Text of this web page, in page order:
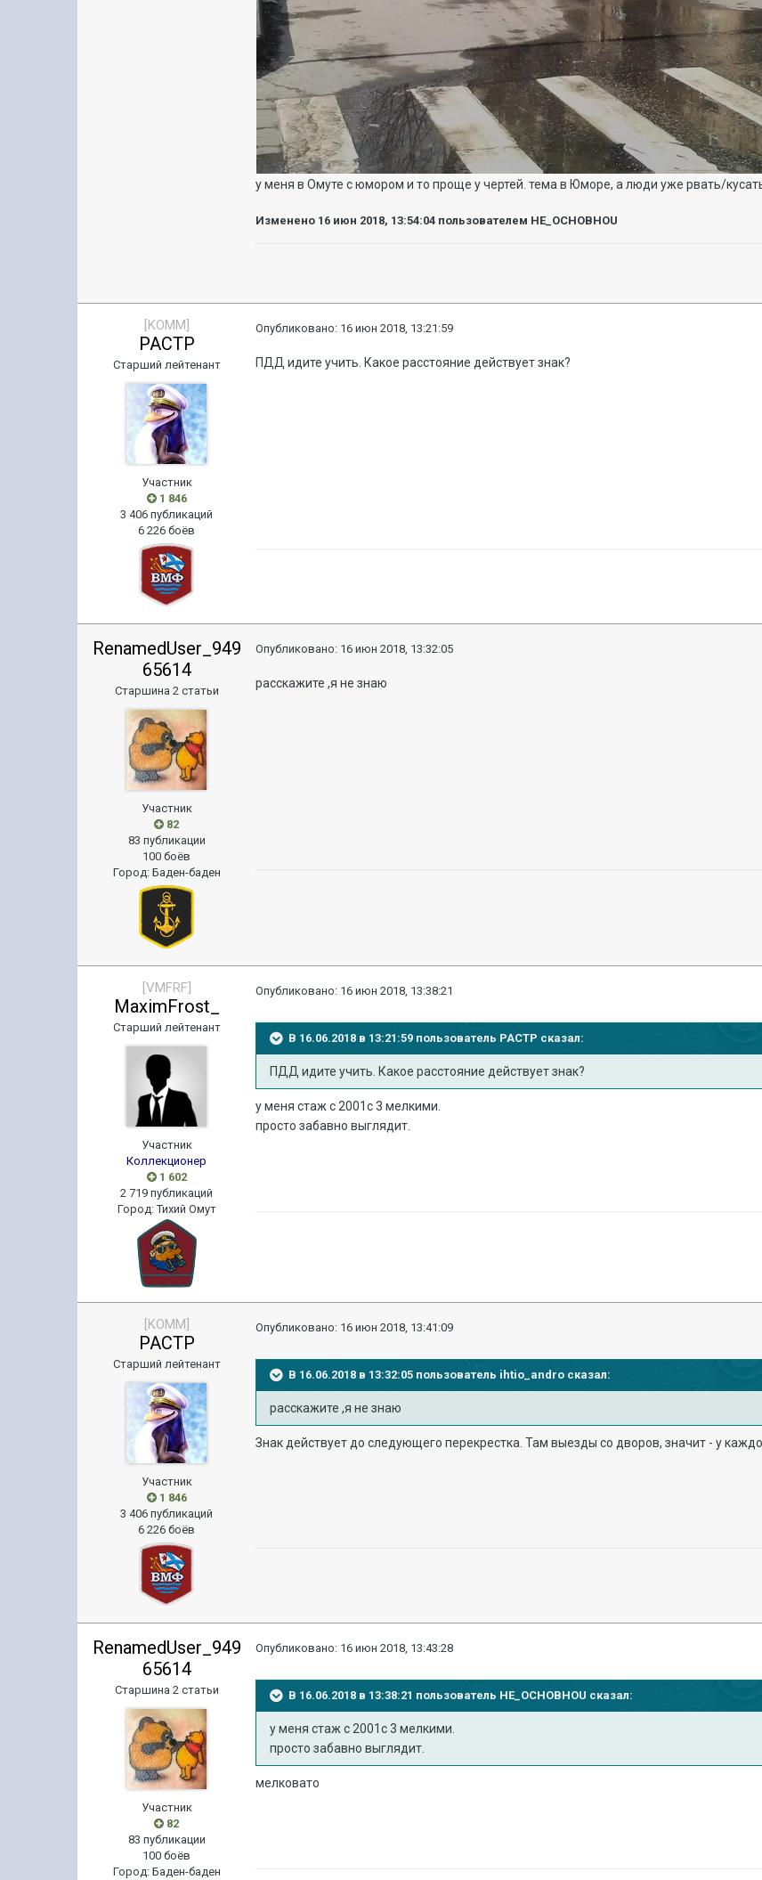
у меня в Омуте с юмором и то проще у чертей. тема в Юморе, а люди уже рвать/
Изменено 16 июн 2018, 13:54:04 пользователем HE_OCHOBHOU
[KOMM]
PACTP
Старший лейтенант
Участник
1 846
3 406 публикаций
6 226 боёв
Опубликовано: 16 июн 2018, 13:21:59
ПДД идите учить. Какое расстояние действует знак?
RenamedUser_949
65614
Старшина 2 статьи
Участник
82
83 публикации
100 боёв
Город: Баден-баден
Опубликовано: 16 июн 2018, 13:32:05
расскажите ,я не знаю
[VMFRF]
MaximFrost_
Старший лейтенант
Участник
Коллекционер
1 602
2 719 публикаций
Город:Тихий Омут
Опубликовано: 16 июн 2018, 13:38:21
В 16.06.2018 в 13:21:59 пользователь PACTP сказал:
ПДД идите учить. Какое расстояние действует знак?
у меня стаж с 2001с 3 мелкими.
просто забавно выглядит.
[KOMM]
PACTP
Старший лейтенант
Участник
1 846
3 406 публикаций
6 226 боёв
Опубликовано: 16 июн 2018, 13:41:09
В 16.06.2018 в 13:32:05 пользователь ihtio_andro сказал:
расскажите ,я не знаю
Знак действует до следующего перекрестка. Там выезды со дворов, значит - у
RenamedUser_949
65614
Старшина 2 статьи
Участник
82
83 публикации
100 боёв
Город: Баден-баден
Опубликовано: 16 июн 2018, 13:43:28
В 16.06.2018 в 13:38:21 пользователь HE_OCHOBHOU сказал:
у меня стаж с 2001с 3 мелкими.
просто забавно выглядит.
мелковато